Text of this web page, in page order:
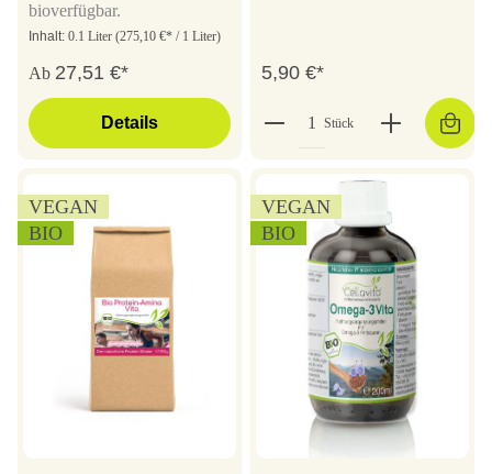
bioverfügbar.
Inhalt: 0.1 Liter (275,10 €* / 1 Liter)
Ab 27,51 €*
Details
5,90 €*
Stück
VEGAN
BIO
VEGAN
BIO